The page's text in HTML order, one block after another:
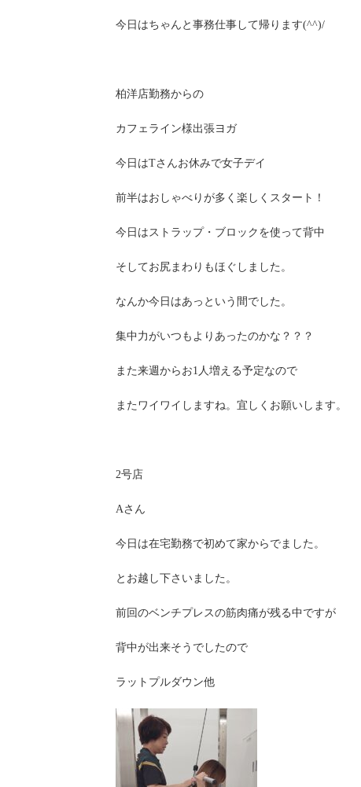
今日はちゃんと事務仕事して帰ります(^^)/
柏洋店勤務からの
カフェライン様出張ヨガ
今日はTさんお休みで女子デイ
前半はおしゃべりが多く楽しくスタート！
今日はストラップ・ブロックを使って背中
そしてお尻まわりもほぐしました。
なんか今日はあっという間でした。
集中力がいつもよりあったのかな？？？
また来週からお1人増える予定なので
またワイワイしますね。宜しくお願いします。
2号店
Aさん
今日は在宅勤務で初めて家からでました。
とお越し下さいました。
前回のベンチプレスの筋肉痛が残る中ですが
背中が出来そうでしたので
ラットプルダウン他